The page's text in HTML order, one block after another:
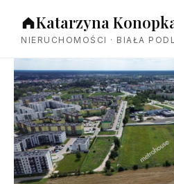
Katarzyna
NIERUCHOMOŚCI · BIAŁA